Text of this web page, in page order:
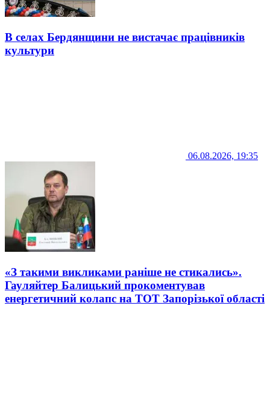
В селах Бердянщини не вистачає працівників
культури
06.08.2026, 19:35
«З такими викликами раніше не стикались».
Гауляйтер Балицький прокоментував
енергетичний колапс на ТОТ Запорізької області